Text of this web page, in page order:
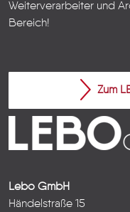
Weiterverarbeiter und
Bereich!
Zum
Lebo GmbH
Händelstraße 15